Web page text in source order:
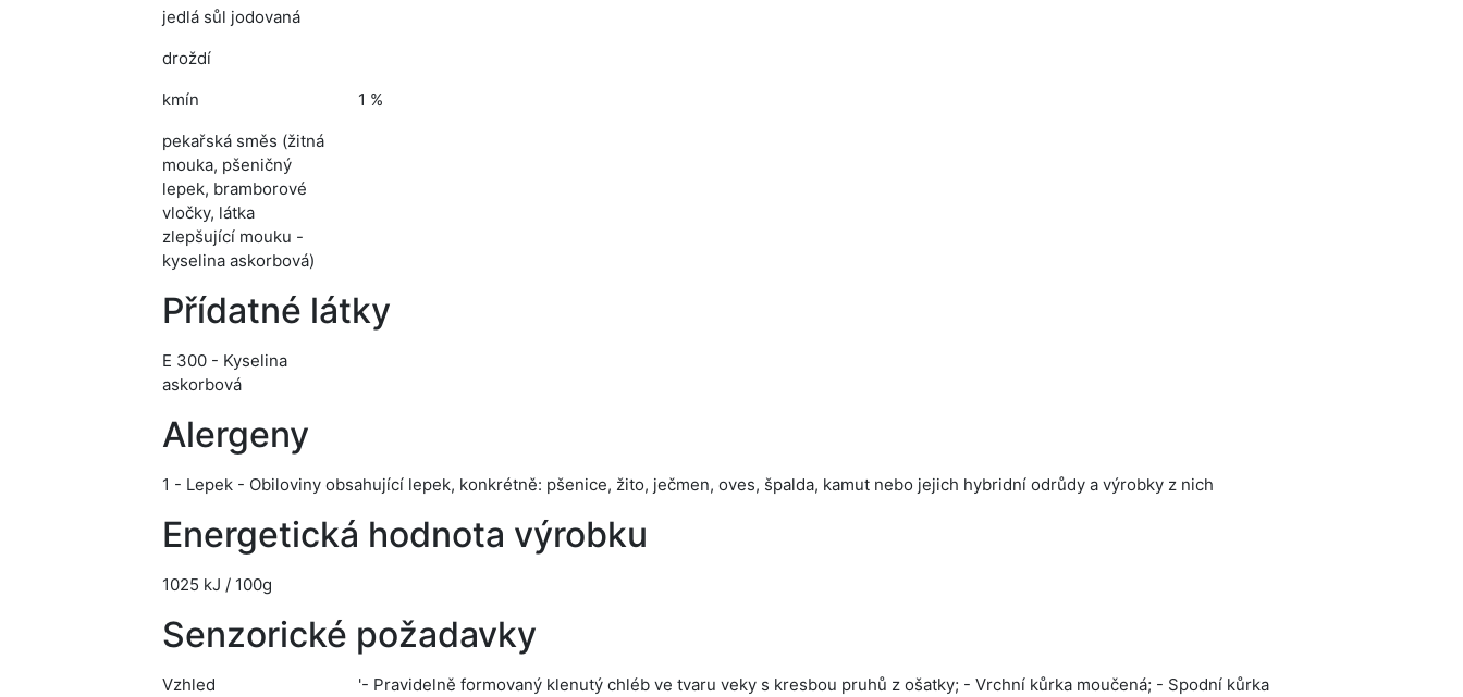
jedlá sůl jodovaná
droždí
kmín
1 %
pekařská směs (žitná
mouka, pšeničný
lepek, bramborové
vločky, látka
zlepšující mouku -
kyselina askorbová)
Přídatné látky
E 300 - Kyselina
askorbová
Alergeny
1 - Lepek - Obiloviny obsahující lepek, konkrétně: pšenice, žito, ječmen, oves, špalda, kamut nebo jejich hybridní odrůdy a výrobky z nich
Energetická hodnota výrobku
1025 kJ / 100g
Senzorické požadavky
Vzhled
'- Pravidelně formovaný klenutý chléb ve tvaru veky s kresbou pruhů z ošatky; - Vrchní kůrka moučená; - Spodní kůrka